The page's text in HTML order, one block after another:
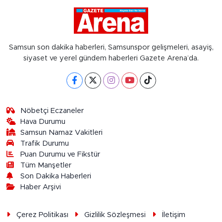
Samsun son dakika haberleri, Samsunspor gelişmeleri, asayiş,
siyaset ve yerel gündem haberleri Gazete Arena’da.
Nöbetçi Eczaneler
Hava Durumu
Samsun Namaz Vakitleri
Trafik Durumu
Puan Durumu ve Fikstür
Tüm Manşetler
Son Dakika Haberleri
Haber Arşivi
Çerez Politikası Gizlilik Sözleşmesi
İletişim